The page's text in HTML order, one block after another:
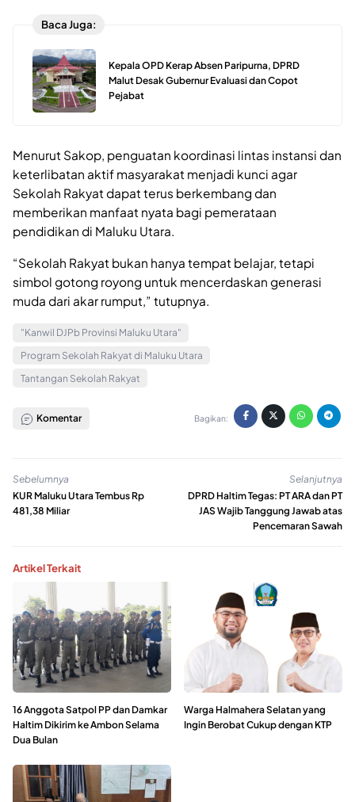
Baca Juga:
Kepala OPD Kerap Absen Paripurna, DPRD
Malut Desak Gubernur Evaluasi dan Copot
Pejabat
Menurut Sakop, penguatan koordinasi lintas instansi dan
keterlibatan aktif masyarakat menjadi kunci agar
Sekolah Rakyat dapat terus berkembang dan
memberikan manfaat nyata bagi pemerataan
pendidikan di Maluku Utara.
“Sekolah Rakyat bukan hanya tempat belajar, tetapi
simbol gotong royong untuk mencerdaskan generasi
muda dari akar rumput,” tutupnya.
"Kanwil DJPb Provinsi Maluku Utara"
Program Sekolah Rakyat di Maluku Utara
Tantangan Sekolah Rakyat
Komentar Bagikan:
Sebelumnya
KUR Maluku Utara Tembus Rp
481,38 Miliar
Selanjutnya
DPRD Haltim Tegas: PT ARA dan PT
JAS Wajib Tanggung Jawab atas
Pencemaran Sawah
Artikel Terkait
16 Anggota Satpol PP dan Damkar
Haltim Dikirim ke Ambon Selama
Dua Bulan
Warga Halmahera Selatan yang
Ingin Berobat Cukup dengan KTP